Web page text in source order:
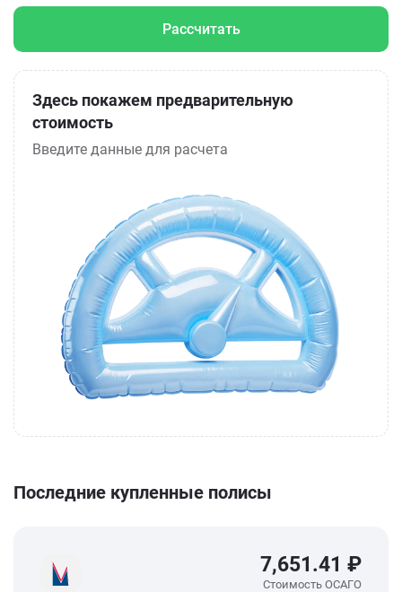
Рассчитать
Здесь покажем предварительную
стоимость
Введите данные для расчета
Последние купленные полисы
7,651.41 ₽
Стоимость ОСАГО